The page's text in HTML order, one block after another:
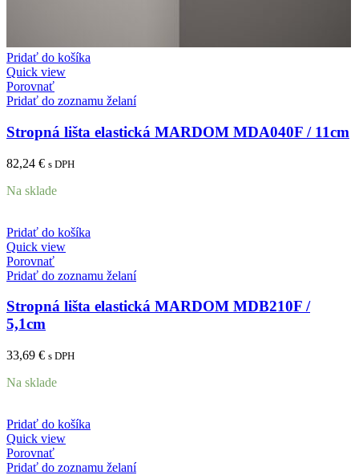
Pridať do košíka
Quick view
Porovnať
Pridať do zoznamu želaní
Stropná lišta elastická MARDOM MDA040F / 11cm
82,24 € s DPH
Na sklade
Pridať do košíka
Quick view
Porovnať
Pridať do zoznamu želaní
Stropná lišta elastická MARDOM MDB210F /
5,1cm
33,69 € s DPH
Na sklade
Pridať do košíka
Quick view
Porovnať
Pridať do zoznamu želaní